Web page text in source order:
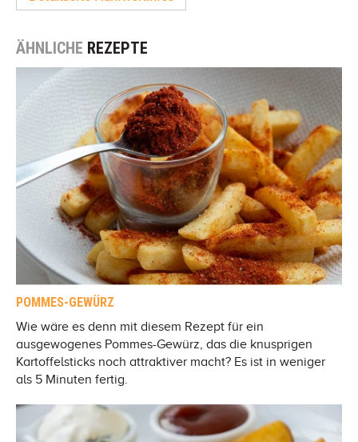
ÄHNLICHE REZEPTE
POMMES-GEWÜRZ
Wie wäre es denn mit diesem Rezept für ein
ausgewogenes Pommes-Gewürz, das die knusprigen
Kartoffelsticks noch attraktiver macht? Es ist in weniger
als 5 Minuten fertig.